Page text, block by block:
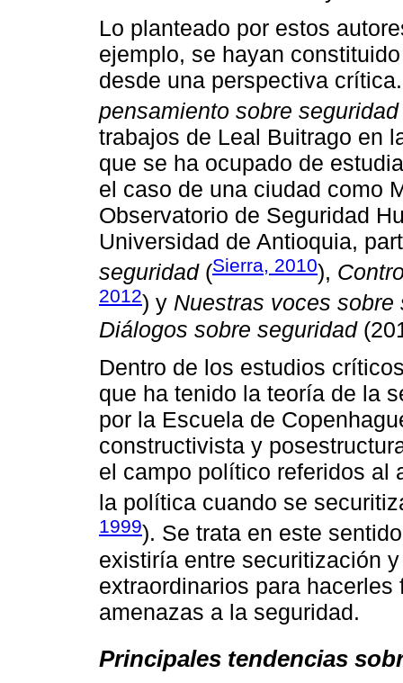
Lo planteado por estos
ejemplo, se hayan
desde una perspectiva
pensamiento sobre
trabajos de Leal Buitrago en
que se ha ocupado de
el caso de una ciudad como
Observatorio de Seguridad
Universidad de Antioquia,
seguridad(Sierra, 2010),
2012) y Nuestras voces
Diálogos sobre seguridad
Dentro de los estudios
que ha tenido la teoría de la
por la Escuela de
constructivista y
el campo político referidos al
la política cuando se
1999). Se trata en este
existiría entre securitización
extraordinarios para
amenazas a la seguridad.
Principales tendencias